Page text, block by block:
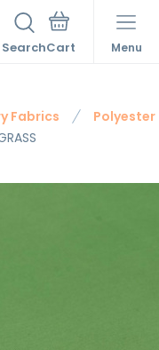
Search Menu
Fabrics
Polyester